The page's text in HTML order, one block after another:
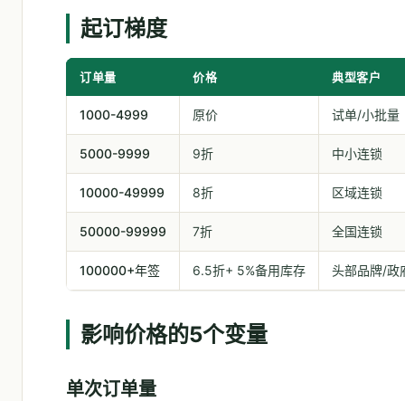
起订梯度
订单量 价格 典型客户
1000-4999 原价 试单/小批量
5000-9999 9折 中小连锁
10000-49999 8折 区域连锁
50000-99999 7折 全国连锁
100000+年签 6.5折+ 5%备用库存 头部品牌/政
影响价格的5个变量
单次订单量